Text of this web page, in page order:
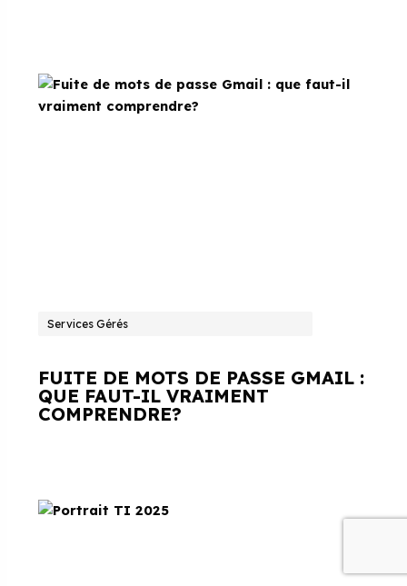
Services Gérés
FUITE DE MOTS DE PASSE GMAIL :
QUE FAUT-IL VRAIMENT
COMPRENDRE?